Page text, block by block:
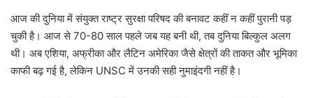
आज की दुनिया में संयुक्त राष्ट्र सुरक्षा परिषद की बनावट कहीं न कहीं पुरानी पड़
चुकी है। आज से 70-80 साल पहले जब यह बनी थी, तब दुनिया बिल्कुल अलग
थी। अब एशिया, अफ्रीका और लैटिन अमेरिका जैसे क्षेत्रों की ताकत और भूमिका
काफी बढ़ गई है, लेकिन UNSC में उनकी सही नुमाइंदगी नहीं है।